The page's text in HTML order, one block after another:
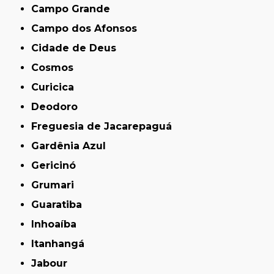
Campo Grande
Campo dos Afonsos
Cidade de Deus
Cosmos
Curicica
Deodoro
Freguesia de Jacarepaguá
Gardênia Azul
Gericinó
Grumari
Guaratiba
Inhoaíba
Itanhangá
Jabour